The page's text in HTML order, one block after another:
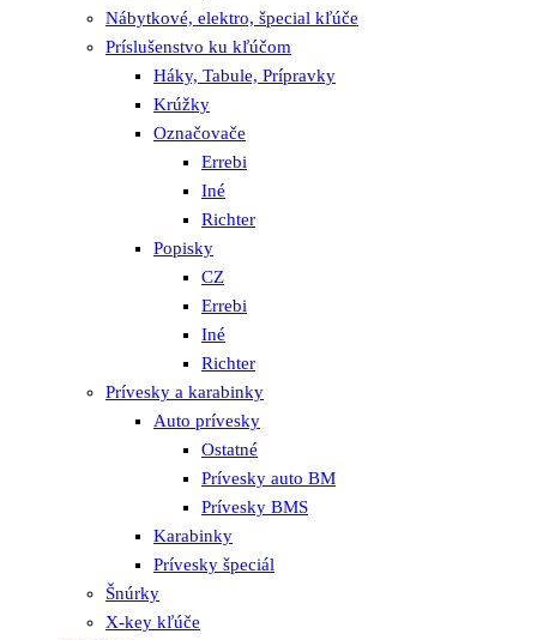
Nábytkové, elektro, špecial kľúče
Príslušenstvo ku kľúčom
Háky, Tabule, Prípravky
Krúžky
Označovače
Errebi
Iné
Richter
Popisky
CZ
Errebi
Iné
Richter
Prívesky a karabinky
Auto prívesky
Ostatné
Prívesky auto BM
Prívesky BMS
Karabinky
Prívesky špeciál
Šnúrky
X-key kľúče